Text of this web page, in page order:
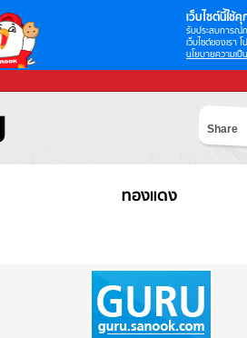
เว็บไซต์นี้ใช้คุ
รับประสบการณ์
เว็บไซต์ของเรา
นโยบายความเป็
Share
ทองแดง